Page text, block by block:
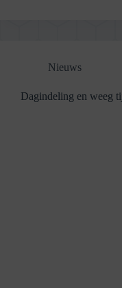
Nieuws
Dagindeling en weeg